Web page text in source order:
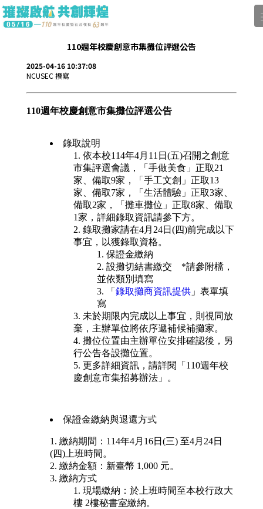
110週年校慶創意市集攤位評選公告
2025-04-16 10:37:08
NCUSEC 撰寫
110週年校慶創意市集攤位評選公告
錄取說明
依本校114年4月11日(五)召開之創意
市集評選會議，「手做美食」正取21
家、備取9家，「手工文創」正取13
家、備取7家，「生活體驗」正取3家、
備取2家，「攤車攤位」正取8家、備取
1家，詳細錄取資訊請參下方。
錄取攤家請在4月24日(四)前完成以下
事宜，以獲錄取資格。
保證金繳納
設攤切結書繳交 *請參附檔，
並依類別填寫
「 錄取攤商資訊提供」表單填
寫
未於期限內完成以上事宜，則視同放
棄，主辦單位將依序遞補候補攤家。
攤位位置由主辦單位安排確認後，另
行公告各設攤位置。
更多詳細資訊，請詳閱「110週年校
慶創意市集招募辦法」。
保證金繳納與退還方式
繳納期間：114年4月16日(三) 至4月24日
(四)上班時間。
繳納金額：新臺幣 1,000 元。
繳納方式
現場繳納：於上班時間至本校行政大
樓 2樓秘書室繳納。